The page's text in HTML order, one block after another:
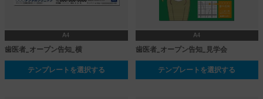
A4
歯医者_オープン告知_横
テンプレートを選択する
A4
歯医者_オープン告知_見学会
テンプレートを選択する